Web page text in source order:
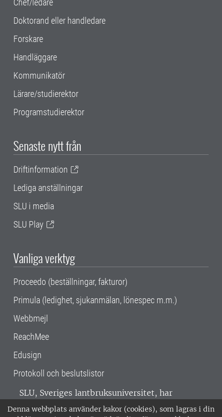
Denna webbplats använder kakor (cookies), som lagras i din
Chef/ledare
Doktorand eller handledare
Forskare
Handläggare
Kommunikatör
Lärare/studierektor
Programstudierektor
Senaste nytt från
Driftinformation
Lediga anställningar
SLU i media
SLU Play
Vanliga verktyg
Proceedo (beställningar, fakturor)
Primula (ledighet, sjukanmälan, lönespec m.m.)
Webbmejl
ReachMee
Edusign
Protokoll och beslutslistor
SLU, Sveriges lantbruksuniversitet, har
verksamhet över hela Sverige. Huvudorter är